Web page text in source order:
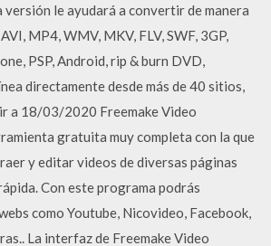
versión le ayudará a convertir de manera
MP4, WMV, MKV, FLV, SWF, 3GP,
PSP, Android, rip & burn DVD,
directamente desde más de 40 sitios,
a 18/03/2020 Freemake Video
gratuita muy completa con la que
y editar videos de diversas páginas
Con este programa podrás
como Youtube, Nicovideo, Facebook,
La interfaz de Freemake Video